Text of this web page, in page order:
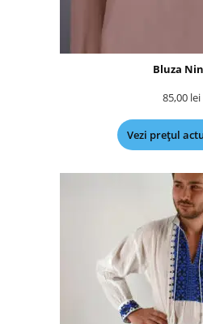
Bluza
85,00 lei
Vezi prețul